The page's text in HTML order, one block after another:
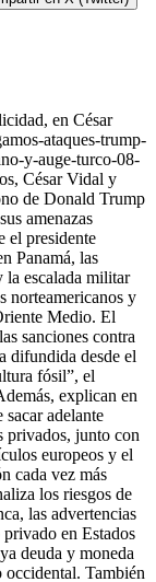
en César
ataques-trump-
y-auge-turco-08-
César Vidal y
de Donald Trump
amenazas
el presidente
Panamá, las
la escalada militar
norteamericanos y
Medio. El
sanciones contra
difundida desde el
fósil”, el
explican en
adelante
privados, junto con
europeos y el
cada vez más
los riesgos de
las advertencias
en Estados
deuda y moneda
También